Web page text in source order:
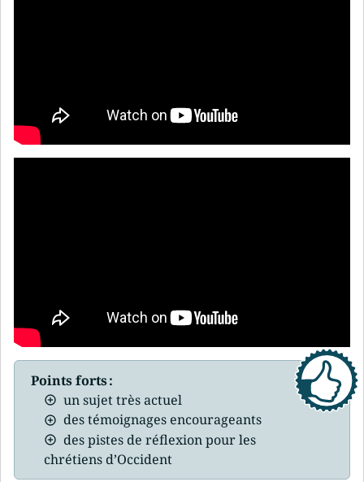
Points forts :
un sujet très actuel
des témoignages encourageants
des pistes de réflexion pour les
chrétiens d’Occident